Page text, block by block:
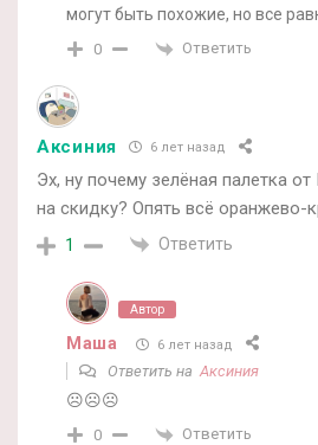
могут быть похожие, но все
0 Ответить
Аксиния 6 лет назад
Эх, ну почему зелёная палетка
на скидку? Опять всё оранжево-
1 Ответить
Автор
Маша 6 лет назад
Ответить наАксиния
☹️☹️☹️
0 Ответить